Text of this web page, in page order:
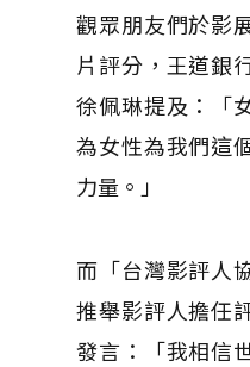
觀眾朋友們於影
片評分，王道銀
徐佩琳提及：「
為女性為我們這
力量。」
而「台灣影評人
推舉影評人擔任
發言：「我相信